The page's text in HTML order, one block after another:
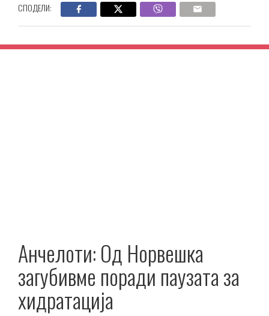
СПОДЕЛИ:
Анчелоти: Од Норвешка
загубивме поради паузата за
хидратација